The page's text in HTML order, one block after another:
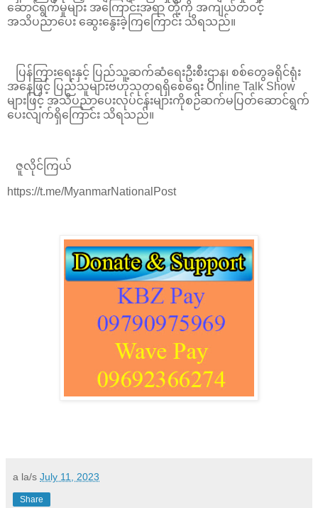
ဆောင်ရွက်မှုများ အကြောင်းအရာ တို့ကို အကျယ်တဝင့်
အသိပညာပေး ဆွေးနွေးခဲ့ကြကြောင်း သိရသည်။
ပြန်ကြားရေးနှင့် ပြည်သူ့ဆက်ဆံရေးဦးစီးဌာန၊ စစ်တွေခရိုင်ရုံး
အနေဖြင့် ပြည်သူများဗဟုသုတရရှိစေရေး Online Talk Show
များဖြင့် အသိပညာပေးလုပ်ငန်းများကိုစဉ်ဆက်မပြတ်ဆောင်ရွက်
ပေးလျက်ရှိကြောင်း သိရသည်။
ဇူလိုင်ကြယ်
https://t.me/MyanmarNationalPost
a la/s July 11, 2023
Share